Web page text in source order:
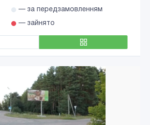
— за передзамовленням
— зайнято